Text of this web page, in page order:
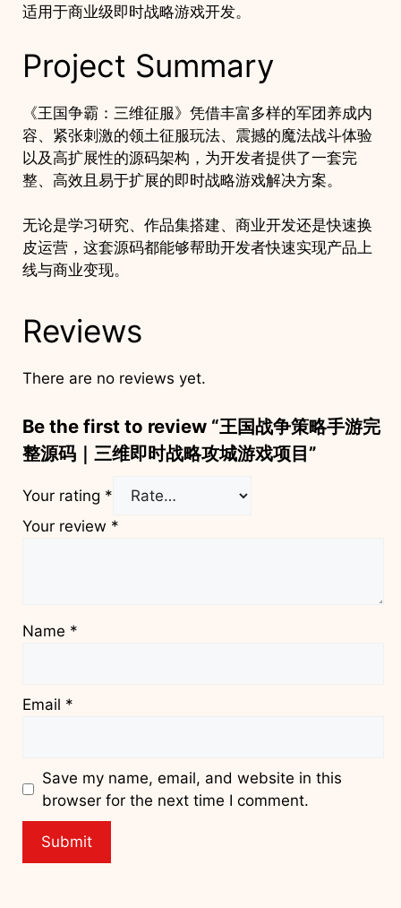
适用于商业级即时战略游戏开发。
Project Summary
《王国争霸：三维征服》凭借丰富多样的军团养成内
容、紧张刺激的领土征服玩法、震撼的魔法战斗体验
以及高扩展性的源码架构，为开发者提供了一套完
整、高效且易于扩展的即时战略游戏解决方案。
无论是学习研究、作品集搭建、商业开发还是快速换
皮运营，这套源码都能够帮助开发者快速实现产品上
线与商业变现。
Reviews
There are no reviews yet.
Be the first to review “王国战争策略手游完
整源码｜三维即时战略攻城游戏项目”
Your rating *
Your review *
Name *
Email *
Save my name, email, and website in this
browser for the next time I comment.